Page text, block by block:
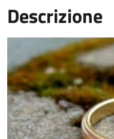
Descrizione